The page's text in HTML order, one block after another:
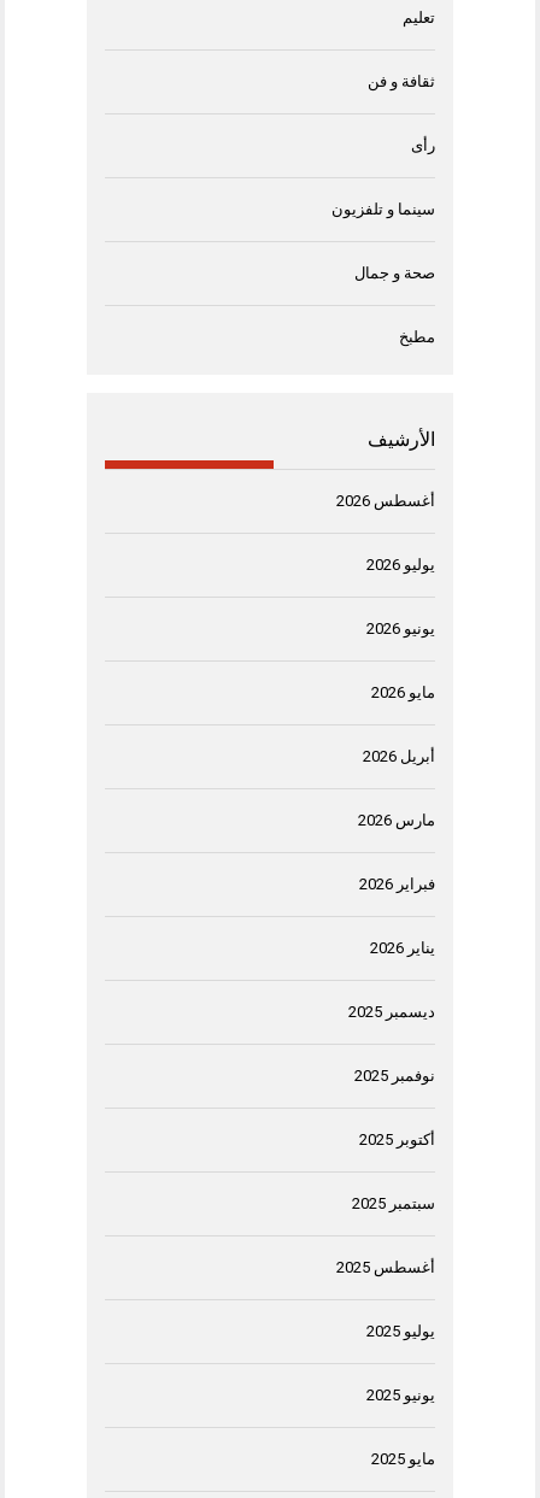
تعليم
ثقافة و فن
رأى
سينما و تلفزيون
صحة و جمال
مطبخ
الأرشيف
أغسطس 2026
يوليو 2026
يونيو 2026
مايو 2026
أبريل 2026
مارس 2026
فبراير 2026
يناير 2026
ديسمبر 2025
نوفمبر 2025
أكتوبر 2025
سبتمبر 2025
أغسطس 2025
يوليو 2025
يونيو 2025
مايو 2025